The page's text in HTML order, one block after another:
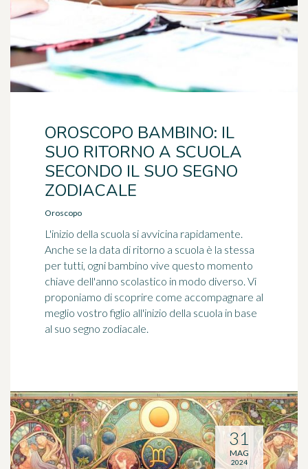
OROSCOPO BAMBINO: IL
SUO RITORNO A SCUOLA
SECONDO IL SUO SEGNO
ZODIACALE
Oroscopo
L'inizio della scuola si avvicina rapidamente.
Anche se la data di ritorno a scuola è la stessa
per tutti, ogni bambino vive questo momento
chiave dell'anno scolastico in modo diverso. Vi
proponiamo di scoprire come accompagnare al
meglio vostro figlio all'inizio della scuola in base
al suo segno zodiacale.
31
MAG
2024